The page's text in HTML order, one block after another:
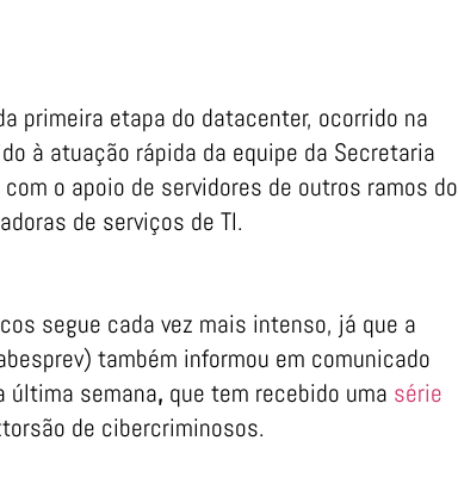
primeira etapa do datacenter, ocorrido na
à atuação rápida da equipe da Secretaria
o apoio de servidores de outros ramos do
de serviços de TI.
segue cada vez mais intenso, já que a
também informou em comunicado
última semana, que tem recebido uma série
de cibercriminosos.